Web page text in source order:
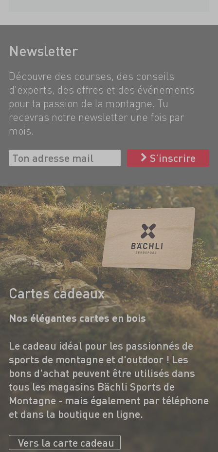
Newsletter
Découvre des courses, des conseils
d'experts, des offres et des événements
pour ta passion de la montagne. Tu
recevras notre newsletter une fois par
mois.
S’inscrire
Cartes cadeaux
Nos élégantes cartes en bois
Le cadeau idéal pour les passionnés de
sports de montagne et d'outdoor ! Les
bons d'achat peuvent être utilisés dans
tous les magasins Bächli Sports de
Montagne - mais également par téléphone
et dans la boutique en ligne.
Vers la carte cadeau